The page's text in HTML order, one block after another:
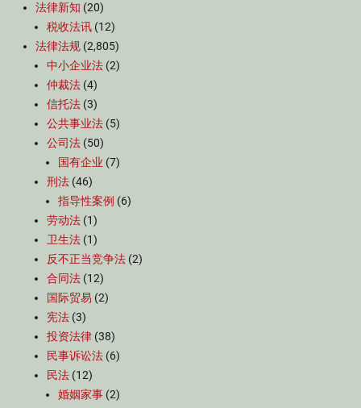
法律新知 (20)
税收法讯 (12)
法律法规 (2,805)
中小企业法 (2)
仲裁法 (4)
信托法 (3)
公共事业法 (5)
公司法 (50)
国有企业 (7)
刑法 (46)
指导性案例 (6)
劳动法 (1)
卫生法 (1)
反不正当竞争法 (2)
合同法 (12)
国际贸易 (2)
宪法 (3)
投资法律 (38)
民事诉讼法 (6)
民法 (12)
婚姻家事 (2)